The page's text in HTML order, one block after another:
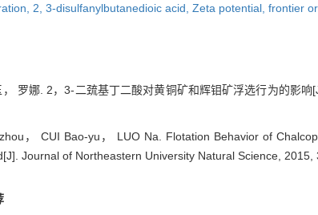
2, 3-disulfanylbutanedioic acid, Zeta potential, frontier
罗娜. 2，3-二巯基丁二酸对黄铜矿和辉钼矿浮选行为的影
， CUI Bao-yu， LUO Na. Flotation Behavior of
Journal of Northeastern University Natural Science,